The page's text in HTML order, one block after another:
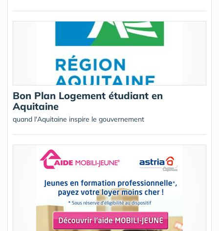
Bon Plan Logement étudiant en
Aquitaine
quand l'Aquitaine inspire le gouvernement